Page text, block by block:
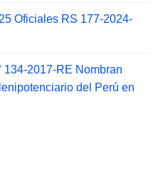
Oficiales RS 177-2024-
134-2017-RE Nombran
del Perú en